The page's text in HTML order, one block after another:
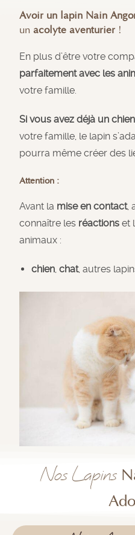
Avoir un lapin Nain
un acolyte aventurier !
En plus d’être votre
parfaitement avec les
votre famille.
Si vous avez déjà un
votre famille, le lapin
pourra même créer des
Attention :
Avant la mise en contact,
connaître les réactions et
animaux :
chien, chat, autres
Nos Lapins